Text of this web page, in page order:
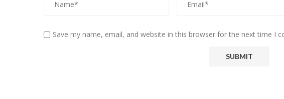
Save my name, email, and website in this browser for the next time I